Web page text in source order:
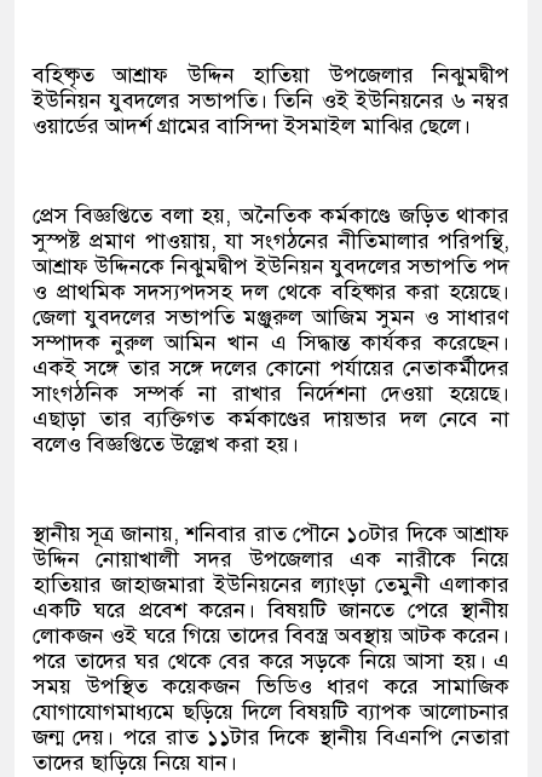
বহিষ্কৃত আশ্রাফ উদ্দিন হাতিয়া উপজেলার নিঝুমদ্বীপ
ইউনিয়ন যুবদলের সভাপতি। তিনি ওই ইউনিয়নের ৬ নম্বর
ওয়ার্ডের আদর্শ গ্রামের বাসিন্দা ইসমাইল মাঝির ছেলে।
প্রেস বিজ্ঞপ্তিতে বলা হয়, অনৈতিক কর্মকাণ্ডে জড়িত থাকার
সুস্পষ্ট প্রমাণ পাওয়ায়, যা সংগঠনের নীতিমালার পরিপন্থি,
আশ্রাফ উদ্দিনকে নিঝুমদ্বীপ ইউনিয়ন যুবদলের সভাপতি পদ
ও প্রাথমিক সদস্যপদসহ দল থেকে বহিষ্কার করা হয়েছে।
জেলা যুবদলের সভাপতি মঞ্জুরুল আজিম সুমন ও সাধারণ
সম্পাদক নুরুল আমিন খান এ সিদ্ধান্ত কার্যকর করেছেন।
একই সঙ্গে তার সঙ্গে দলের কোনো পর্যায়ের নেতাকর্মীদের
সাংগঠনিক সম্পর্ক না রাখার নির্দেশনা দেওয়া হয়েছে।
এছাড়া তার ব্যক্তিগত কর্মকাণ্ডের দায়ভার দল নেবে না
বলেও বিজ্ঞপ্তিতে উল্লেখ করা হয়।
স্থানীয় সূত্র জানায়, শনিবার রাত পৌনে ১০টার দিকে আশ্রাফ
উদ্দিন নোয়াখালী সদর উপজেলার এক নারীকে নিয়ে
হাতিয়ার জাহাজমারা ইউনিয়নের ল্যাংড়া তেমুনী এলাকার
একটি ঘরে প্রবেশ করেন। বিষয়টি জানতে পেরে স্থানীয়
লোকজন ওই ঘরে গিয়ে তাদের বিবস্ত্র অবস্থায় আটক করেন।
পরে তাদের ঘর থেকে বের করে সড়কে নিয়ে আসা হয়। এ
সময় উপস্থিত কয়েকজন ভিডিও ধারণ করে সামাজিক
যোগাযোগমাধ্যমে ছড়িয়ে দিলে বিষয়টি ব্যাপক আলোচনার
জন্ম দেয়। পরে রাত ১১টার দিকে স্থানীয় বিএনপি নেতারা
তাদের ছাড়িয়ে নিয়ে যান।